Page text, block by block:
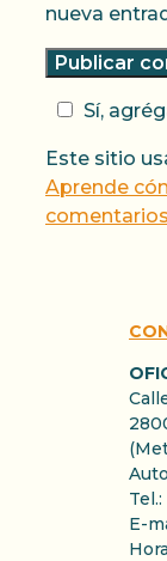
nueva
Sí,
Este sitio
Aprende
E-